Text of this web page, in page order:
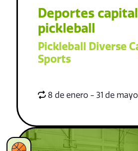
Deportes
pickleball
Pickleball Diverse
Sports
8 de enero - 31 de mayo